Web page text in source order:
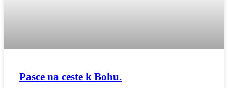
Pasce na ceste k Bohu.